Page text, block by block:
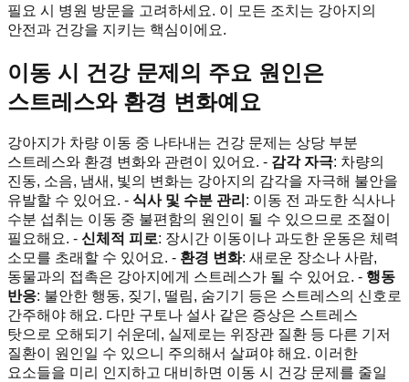
필요 시 병원 방문을 고려하세요. 이 모든 조치는 강아지의
안전과 건강을 지키는 핵심이에요.
이동 시 건강 문제의 주요 원인은
스트레스와 환경 변화예요
강아지가 차량 이동 중 나타내는 건강 문제는 상당 부분
스트레스와 환경 변화와 관련이 있어요. - 감각 자극: 차량의
진동, 소음, 냄새, 빛의 변화는 강아지의 감각을 자극해 불안을
유발할 수 있어요. - 식사 및 수분 관리 : 이동 전 과도한 식사나
수분 섭취는 이동 중 불편함의 원인이 될 수 있으므로 조절이
필요해요. - 신체적 피로: 장시간 이동이나 과도한 운동은 체력
소모를 초래할 수 있어요. - 환경 변화: 새로운 장소나 사람,
동물과의 접촉은 강아지에게 스트레스가 될 수 있어요. - 행동
반응: 불안한 행동, 짖기, 떨림, 숨기기 등은 스트레스의 신호로
간주해야 해요. 다만 구토나 설사 같은 증상은 스트레스
탓으로 오해되기 쉬운데, 실제로는 위장관 질환 등 다른 기저
질환이 원인일 수 있으니 주의해서 살펴야 해요. 이러한
요소들을 미리 인지하고 대비하면 이동 시 건강 문제를 줄일